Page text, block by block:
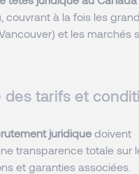
couvrant à la fois les
et les marchés
des tarifs et
juridique doivent
transparence totale sur
et garanties associées.